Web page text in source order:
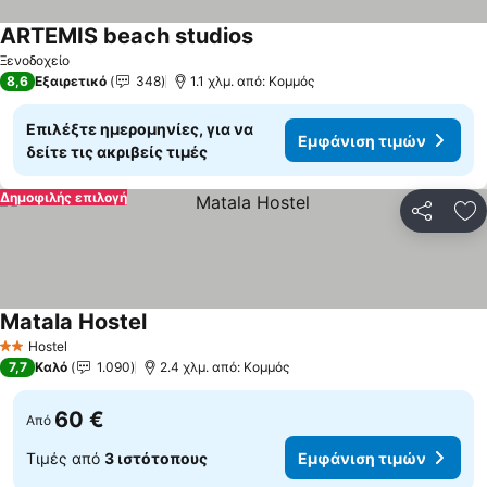
Ξενοδοχείο
ARTEMIS beach studios
8,6 Εξαιρετικό 348 1.1 χλμ. από: Κομμός
Επιλέξτε ημερομηνίες, για να
δείτε τις ακριβείς τιμές
Εμφάνιση τιμών
Δημοφιλής επιλογή
2 Αστέρια
Hostel
Matala Hostel
7,7 Καλό 1.090 2.4 χλμ. από: Κομμός
Από 60 €
Τιμές από 3 ιστότοπους Εμφάνιση τιμών